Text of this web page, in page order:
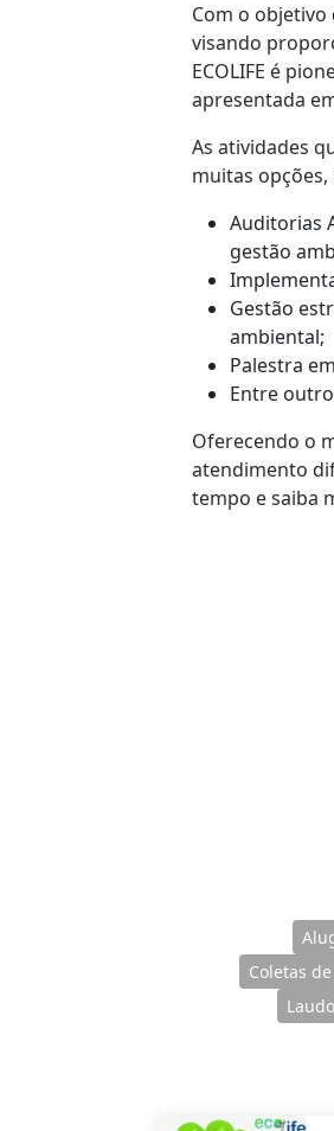
Com o objetivo
visando
ECOLIFE é
apresentada
As atividades
muitas opções,
Auditorias
gestão
Gestão
ambiental;
Palestra
Entre
Oferecendo o
atendimento
tempo e saiba
Coletas